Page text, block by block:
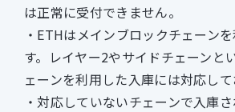
は正常に受付できません。
ETHはメインブロックチェーン
す。レイヤー2やサイドチェーンと
ェーンを利用した入庫には対応して
対応していないチェーンで入庫